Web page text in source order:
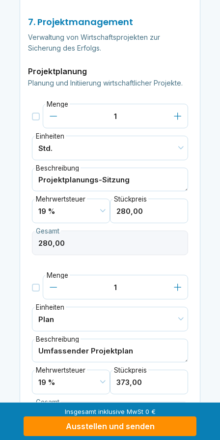
7. Projektmanagement
Verwaltung von Wirtschaftsprojekten zur
Sicherung des Erfolgs.
Projektplanung
Planung und Initiierung wirtschaftlicher Projekte.
Menge
Einheiten
Beschreibung
Mehrwertsteuer Stückpreis
Gesamt
Menge
Einheiten
Beschreibung
Mehrwertsteuer Stückpreis
Gesamt
Insgesamt inklusive MwSt 0 €
Ausstellen und senden